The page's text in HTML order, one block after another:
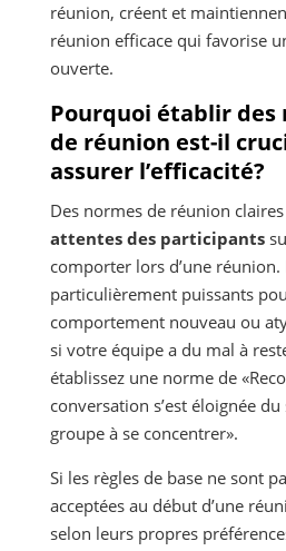
réunion, créent et
réunion efficace qui favorise
ouverte.
Pourquoi établir des
de réunion est-il
assurer l’efficacité?
Des normes de réunion claires
attentes des participants
comporter lors d’une réunion.
particulièrement puissants
comportement nouveau ou
si votre équipe a du mal à
établissez une norme de
conversation s’est éloignée
groupe à se concentrer».
Si les règles de base ne sont
acceptées au début d’une
selon leurs propres